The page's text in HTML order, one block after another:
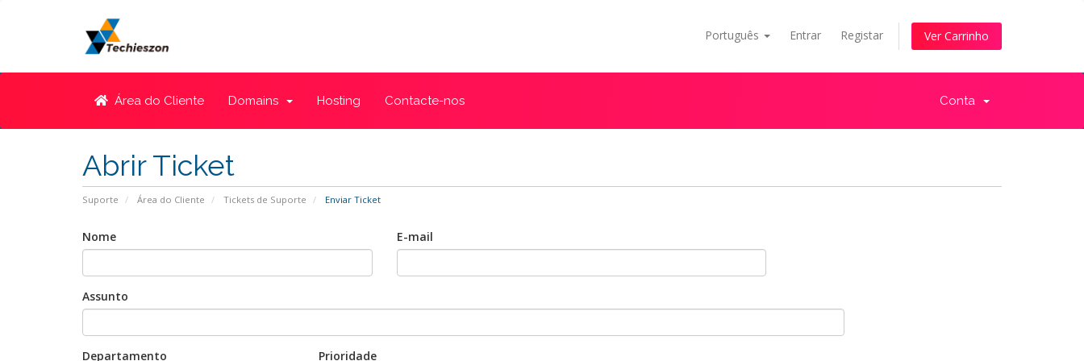
Português Entrar Registar Ver Carrinho
Área do Cliente Domains Hosting Contacte-nos Conta
Abrir Ticket
Suporte Área do Cliente Tickets de Suporte Enviar Ticket
Nome E-mail
Assunto
Departamento Prioridade